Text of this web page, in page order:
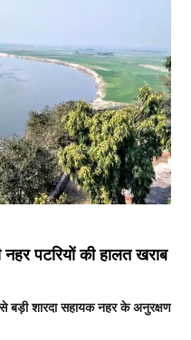
पटरियों की हालत खराब
बड़ी शारदा सहायक नहर के अनुरक्षण